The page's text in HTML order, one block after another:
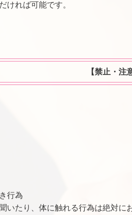
ければ可能です。
【禁止・注
行為
いたり、体に触れる行為は絶対に